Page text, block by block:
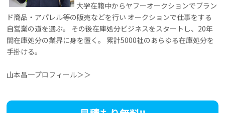
大学在籍中からヤフーオークションでブラン
ド商品・アパレル等の販売などを行い オークションで仕事をする
自営業の道を選ぶ。 その後在庫処分ビジネスをスタートし、20年
間在庫処分の業界に身を置く。 累計5000社のあらゆる在庫処分を
手掛ける。
山本昌一プロフィール＞＞